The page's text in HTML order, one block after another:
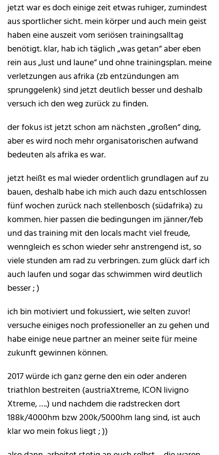
jetzt war es doch einige zeit etwas ruhiger, zumindest
aus sportlicher sicht. mein körper und auch mein geist
haben eine auszeit vom seriösen trainingsalltag
benötigt. klar, hab ich täglich „was getan“ aber eben
rein aus „lust und laune“ und ohne trainingsplan. meine
verletzungen aus afrika (zb entzündungen am
sprunggelenk) sind jetzt deutlich besser und deshalb
versuch ich den weg zurück zu finden.
der fokus ist jetzt schon am nächsten „großen“ ding,
aber es wird noch mehr organisatorischen aufwand
bedeuten als afrika es war.
jetzt heißt es mal wieder ordentlich grundlagen auf zu
bauen, deshalb habe ich mich auch dazu entschlossen
fünf wochen zurück nach stellenbosch (südafrika) zu
kommen. hier passen die bedingungen im jänner/feb
und das training mit den locals macht viel freude,
wenngleich es schon wieder sehr anstrengend ist, so
viele stunden am rad zu verbringen. zum glück darf ich
auch laufen und sogar das schwimmen wird deutlich
besser ; )
ich bin motiviert und fokussiert, wie selten zuvor!
versuche einiges noch professioneller an zu gehen und
habe einige neue partner an meiner seite für meine
zukunft gewinnen können.
2017 würde ich ganz gerne den ein oder anderen
triathlon bestreiten (austriaXtreme, ICON livigno
Xtreme, ….) und nachdem die radstrecken dort
188k/4000hm bzw 200k/5000hm lang sind, ist auch
klar wo mein fokus liegt ; ))